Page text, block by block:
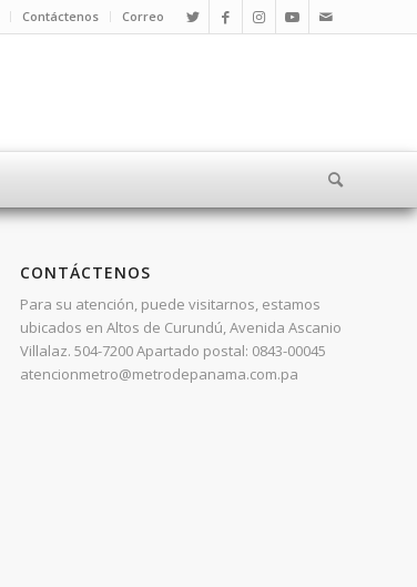
Contáctenos Correo
CONTÁCTENOS
Para su atención, puede visitarnos, estamos
ubicados en Altos de Curundú, Avenida Ascanio
Villalaz. 504-7200 Apartado postal: 0843-00045
atencionmetro@metrodepanama.com.pa